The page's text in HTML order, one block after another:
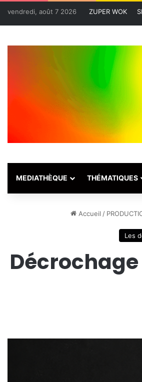
vendredi, août 7 2026 ZUPER WOK
MEDIATHÈQUE THÉMATIQUES
Accueil /
Les